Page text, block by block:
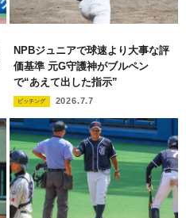
NPBジュニアで球速より大事な評
価基準 元G守護神がブルペン
で“あえて出した指示”
ピッチング 2026.7.7